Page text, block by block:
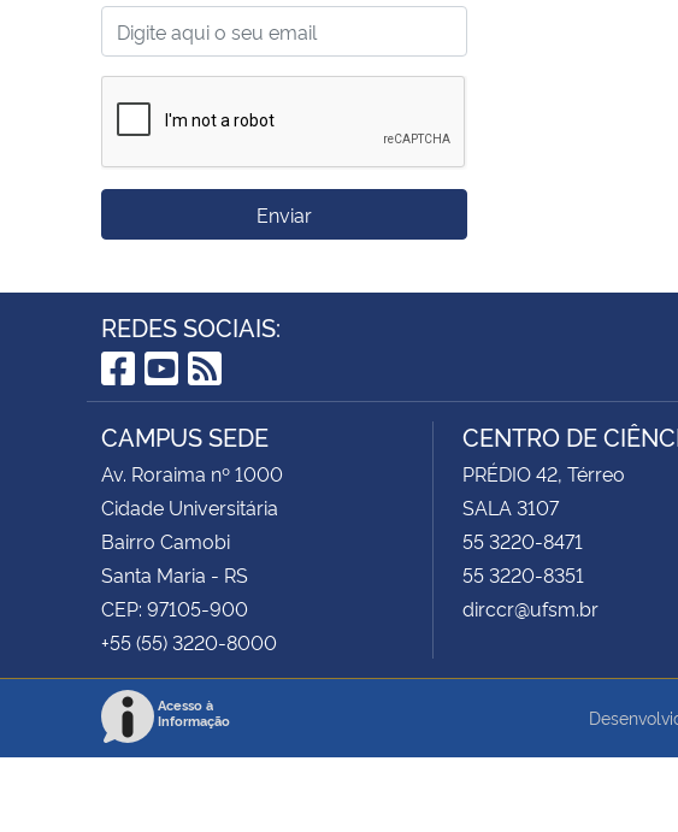
Enviar
REDES SOCIAIS:
Facebook
YouTube
RSS
CAMPUS SEDE
Av. Roraima nº 1000
Cidade Universitária
Bairro Camobi
Santa Maria - RS
CEP: 97105-900
+55 (55) 3220-8000
CENTRO DE
PRÉDIO 42, Térreo
SALA 3107
55 3220-8471
55 3220-8351
dirccr@ufsm.br
Acesso à
Informação